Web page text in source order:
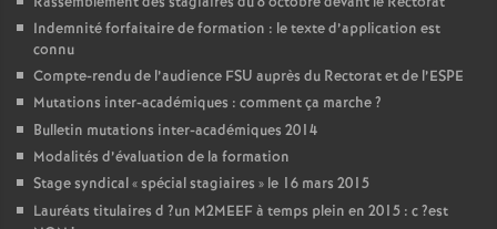
Indemnité forfaitaire de formation : le texte d’application est
connu
Compte-rendu de l’audience FSU auprès du Rectorat et de l’ESPE
Mutations inter-académiques : comment ça marche?
Bulletin mutations inter-académiques 2014
Modalités d’évaluation de la formation
Stage syndical «spécial stagiaires » le 16 mars 2015
Lauréats titulaires d ?un M2MEEFà temps plein en 2015 : c?est